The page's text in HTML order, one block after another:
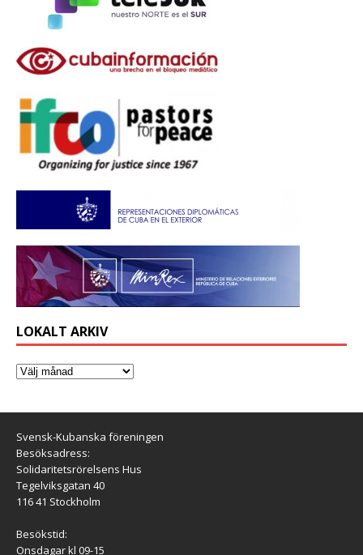
LOKALT ARKIV
Svensk-Kubanska föreningen
Besöksadress:
Solidaritetsrörelsens Hus
Tegelviksgatan 40
116 41 Stockholm
Besökstid:
Onsdagar kl 09-15